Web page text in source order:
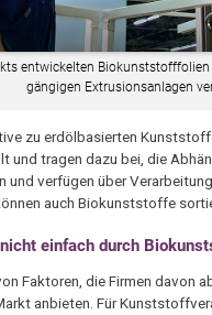
entwickelten
gängigen Extrusionsanlagen
zu erdölbasierten
und tragen dazu bei, die
und verfügen über
auch Biokunststoffe
einfach durch
Faktoren, die Firmen
anbieten. Für